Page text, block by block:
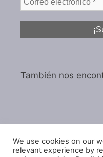
También nos
Política de
We use cookies on our
relevant experience by